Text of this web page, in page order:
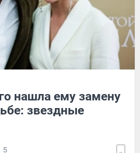
нашла ему замену
звездные
5